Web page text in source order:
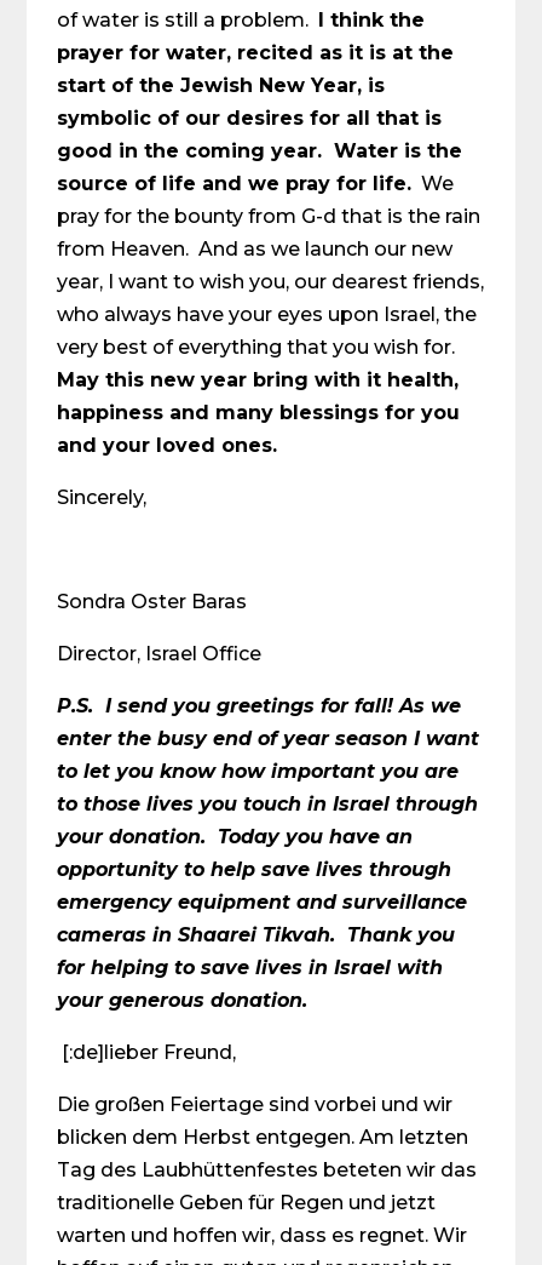
of water is still a problem. I think the
prayer for water, recited as it is at the
start of the Jewish New Year, is
symbolic of our desires for all that is
good in the coming year. Water is the
source of life and we pray for life. We
pray for the bounty from G-d that is the rain
from Heaven. And as we launch our new
year, I want to wish you, our dearest friends,
who always have your eyes upon Israel, the
very best of everything that you wish for.
May this new year bring with it health,
happiness and many blessings for you
and your loved ones.
Sincerely,
Sondra Oster Baras
Director, Israel Office
P.S. I send you greetings for fall! As we
enter the busy end of year season I want
to let you know how important you are
to those lives you touch in Israel through
your donation. Today you have an
opportunity to help save lives through
emergency equipment and surveillance
cameras in Shaarei Tikvah. Thank you
for helping to save lives in Israel with
your generous donation.
[:de]lieber Freund,
Die großen Feiertage sind vorbei und wir
blicken dem Herbst entgegen. Am letzten
Tag des Laubhüttenfestes beteten wir das
traditionelle Geben für Regen und jetzt
warten und hoffen wir, dass es regnet. Wir